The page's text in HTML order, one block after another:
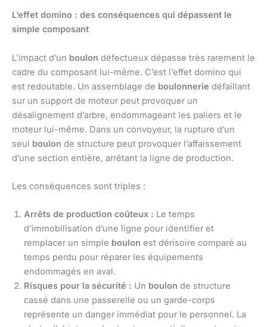
L’effet domino : des conséquences qui dépassent le
simple composant
L’impact d’un boulon défectueux dépasse très rarement le
cadre du composant lui-même. C’est l’effet domino qui
est redoutable. Un assemblage de boulonnerie défaillant
sur un support de moteur peut provoquer un
désalignement d’arbre, endommageant les paliers et le
moteur lui-même. Dans un convoyeur, la rupture d’un
seul boulon de structure peut provoquer l’affaissement
d’une section entière, arrêtant la ligne de production.
Les conséquences sont triples :
Arrêts de production coûteux : Le temps
d’immobilisation d’une ligne pour identifier et
remplacer un simple boulon est dérisoire comparé au
temps perdu pour réparer les équipements
endommagés en aval.
Risques pour la sécurité : Un boulon de structure
cassé dans une passerelle ou un garde-corps
représente un danger immédiat pour le personnel. La